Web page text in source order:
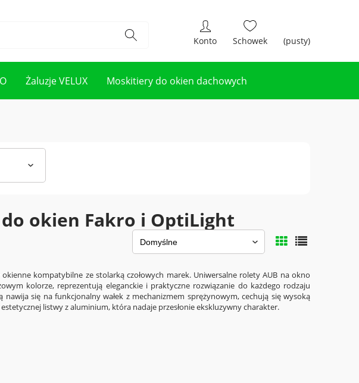
(pusty)
Żaluzje VELUX Moskitiery do okien dachowych
okien Fakro i OptiLight
kompatybilne ze stolarką czołowych marek. Uniwersalne rolety AUB na okno
kolorze, reprezentują eleganckie i praktyczne rozwiązanie do każdego rodzaju
się na funkcjonalny wałek z mechanizmem sprężynowym, cechują się wysoką
listwy z aluminium, która nadaje przesłonie ekskluzywny charakter.